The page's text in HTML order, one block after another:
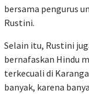
bersama pengurus
Rustini.
Selain itu, Rustini
bernafaskan Hindu
terkecuali di
banyak, karena